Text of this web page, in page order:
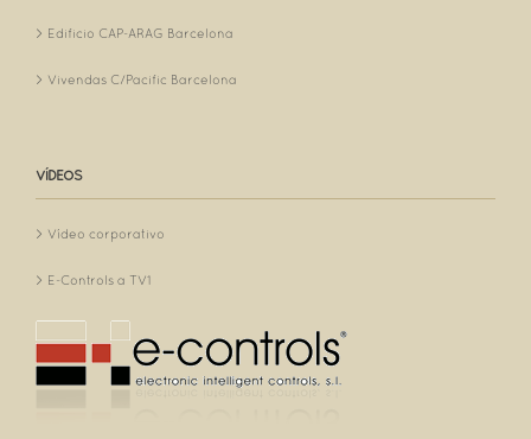
Edificio CAP-ARAG Barcelona
Vivendas C/Pacific Barcelona
VÍDEOS
Vídeo corporativo
E-Controls a TV1